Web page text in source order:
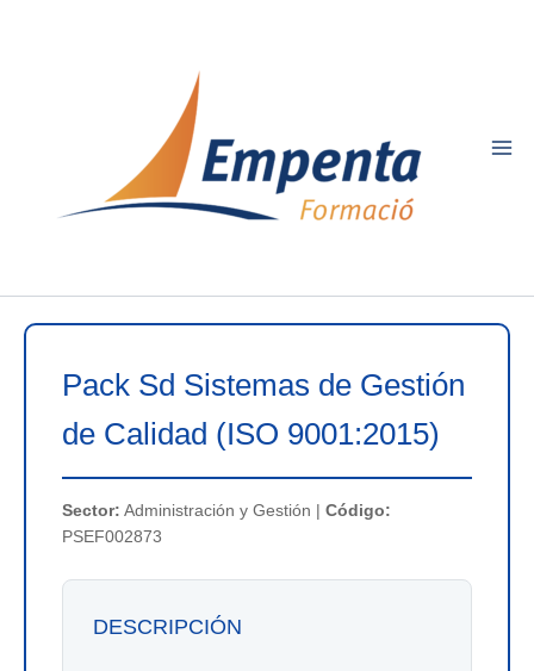
Pack Sd Sistemas de Gestión
de Calidad (ISO 9001:2015)
Sector: Administración y Gestión | Código:
PSEF002873
DESCRIPCIÓN